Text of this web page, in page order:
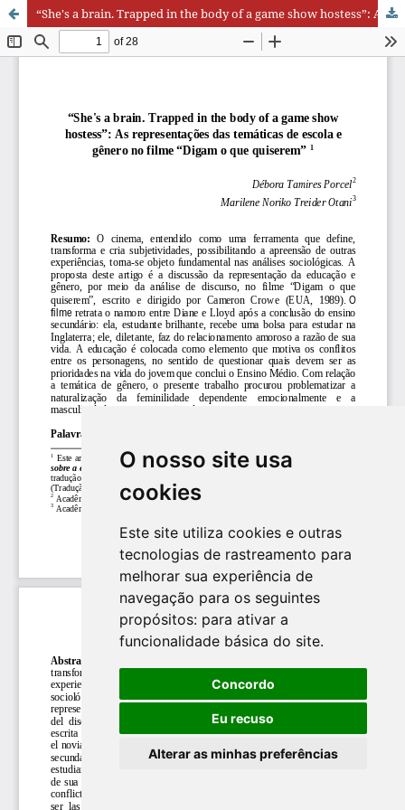
O nosso site usa
cookies
Este site utiliza cookies e outras
tecnologias de rastreamento para
melhorar sua experiência de
navegação para os seguintes
propósitos: para ativar a
funcionalidade básica do site.
Concordo
Eu recuso
Alterar as minhas preferências
“She's a brain. Trapped in the body of a game show hostess”: As representações das temáticas de escola e gênero no filme “Digam o que quiserem”.